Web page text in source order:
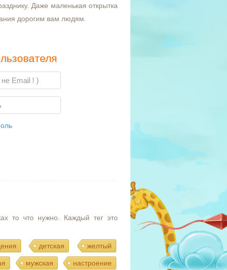
Даже маленькая открытка
дорогим вам людям.
то что нужно. Каждый тег это
детская желтый
мужская настроение